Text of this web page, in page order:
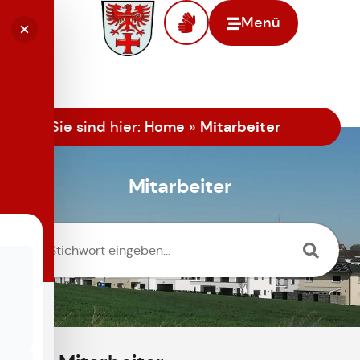
Menü
Sie sind hier: Home » Mitarbeiter
Mitarbeiter